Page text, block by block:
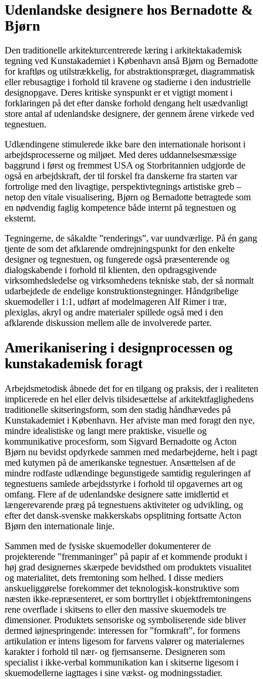
Udenlandske designere hos Bernadotte &
Bjørn
Den traditionelle arkitekturcentrerede læring i arkitektakademisk
tegning ved Kunstakademiet i København anså Bjørn og Bernadotte
for kraftløs og utilstrækkelig, for abstraktionspræget, diagrammatisk
eller rebusagtige i forhold til kravene og stadierne i den industrielle
designopgave. Deres kritiske synspunkt er et vigtigt moment i
forklaringen på det efter danske forhold dengang helt usædvanligt
store antal af udenlandske designere, der gennem årene virkede ved
tegnestuen.
Udlændingene stimulerede ikke bare den internationale horisont i
arbejdsprocesserne og miljøet. Med deres uddannelsesmæssige
baggrund i først og fremmest USA og Storbritannien udgjorde de
også en arbejdskraft, der til forskel fra danskerne fra starten var
fortrolige med den livagtige, perspektivtegnings artistiske greb –
netop den vitale visualisering, Bjørn og Bernadotte betragtede som
en nødvendig faglig kompetence både internt på tegnestuen og
eksternt.
Tegningerne, de såkaldte ”renderings”, var uundværlige. På én gang
tjente de som det afklarende omdrejningspunkt for den enkelte
designer og tegnestuen, og fungerede også præsenterende og
dialogskabende i forhold til klienten, den opdragsgivende
virksomhedsledelse og virksomhedens tekniske stab, der så normalt
udarbejdede de endelige konstruktionstegninger. Håndgribelige
skuemodeller i 1:1, udført af modelmageren Alf Rimer i træ,
plexiglas, akryl og andre materialer spillede også med i den
afklarende diskussion mellem alle de involverede parter.
Amerikanisering i designprocessen og
kunstakademisk foragt
Arbejdsmetodisk åbnede det for en tilgang og praksis, der i realiteten
implicerede en hel eller delvis tilsidesættelse af arkitektfaglighedens
traditionelle skitseringsform, som den stadig håndhævedes på
Kunstakademiet i København. Her afviste man med foragt den nye,
mindre idealistiske og langt mere praktiske, visuelle og
kommunikative procesform, som Sigvard Bernadotte og Acton
Bjørn nu bevidst opdyrkede sammen med medarbejderne, helt i pagt
med kutymen på de amerikanske tegnestuer. Ansættelsen af de
mindre rodfaste udlændinge begunstigede samtidig reguleringen af
tegnestuens samlede arbejdsstyrke i forhold til opgavernes art og
omfang. Flere af de udenlandske designere satte imidlertid et
længerevarende præg på tegnestuens aktiviteter og udvikling, og
efter det dansk-svenske makkerskabs opsplitning fortsatte Acton
Bjørn den internationale linje.
Sammen med de fysiske skuemodeller dokumenterer de
projekterende ”fremmaninger” på papir af et kommende produkt i
høj grad designernes skærpede bevidsthed om produktets visualitet
og materialitet, dets fremtoning som helhed. I disse mediers
anskueliggørelse forekommer det teknologisk-konstruktive som
næsten ikke-repræsenteret, er som borttryllet i objektfremtoningens
rene overflade i skitsens to eller den massive skuemodels tre
dimensioner. Produktets sensoriske og symboliserende side bliver
dermed iøjnespringende: interessen for ”formkraft”, for formens
artikulation er intens ligesom for farvens valører og materialernes
karakter i forhold til nær- og fjernsanserne. Designeren som
specialist i ikke-verbal kommunikation kan i skitserne ligesom i
skuemodellerne iagttages i sine vækst- og modningsstadier.